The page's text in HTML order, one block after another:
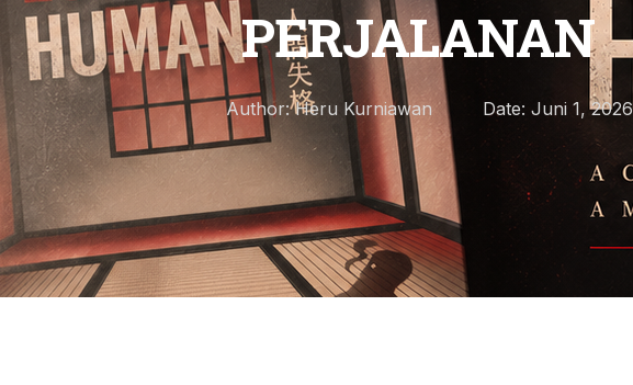
PERJALANAN
Author:Heru Kurniawan Date: Juni 1, 2026